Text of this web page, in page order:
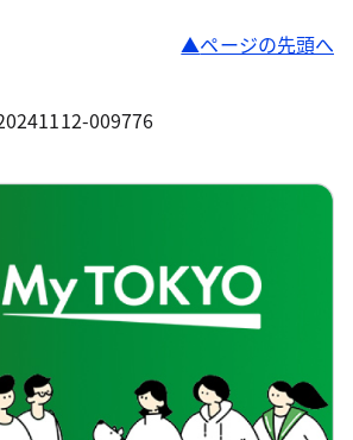
ページの先頭へ
009776